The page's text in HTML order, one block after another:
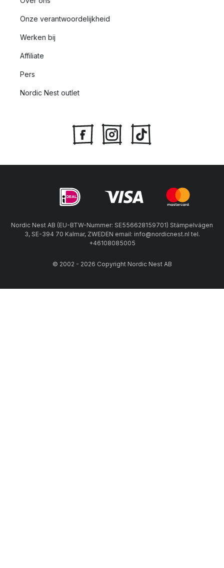
Onze verantwoordelijkheid
Werken bij
Affiliate
Pers
Nordic Nest outlet
Nordic Nest AB (EU-BTW-Nummer: SE556628159701) Stämpelvägen
3, SE-394 70 Kalmar, ZWEDEN email: info@nordicnest.nl tel.
+46108085005
© 2002 - 2026 Copyright Nordic Nest AB